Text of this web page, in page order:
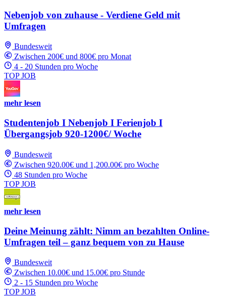
Nebenjob von zuhause - Verdiene Geld mit
Umfragen
Bundesweit
Zwischen 200€ und 800€ pro Monat
4 - 20 Stunden pro Woche
TOP JOB
mehr lesen
Studentenjob I Nebenjob I Ferienjob I
Übergangsjob 920-1200€/ Woche
Bundesweit
Zwischen 920.00€ und 1,200.00€ pro Woche
48 Stunden pro Woche
TOP JOB
mehr lesen
Deine Meinung zählt: Nimm an bezahlten Online-
Umfragen teil – ganz bequem von zu Hause
Bundesweit
Zwischen 10.00€ und 15.00€ pro Stunde
2 - 15 Stunden pro Woche
TOP JOB